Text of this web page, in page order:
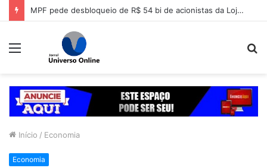
Professor Alcides intensifica mobilização para convenção do PSDB em Goiás
Menu
Início / Economia
Economia